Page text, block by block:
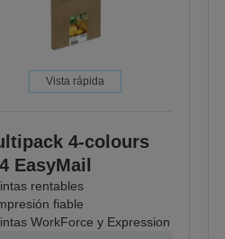
Vista rápida
4-colours
EasyMail
rentables
fiable
WorkForce y Expression